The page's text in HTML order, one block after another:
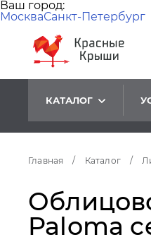
Ваш город:
МоскваСанкт-Петербург
КАТАЛОГ
Главная / Каталог /
Paloma